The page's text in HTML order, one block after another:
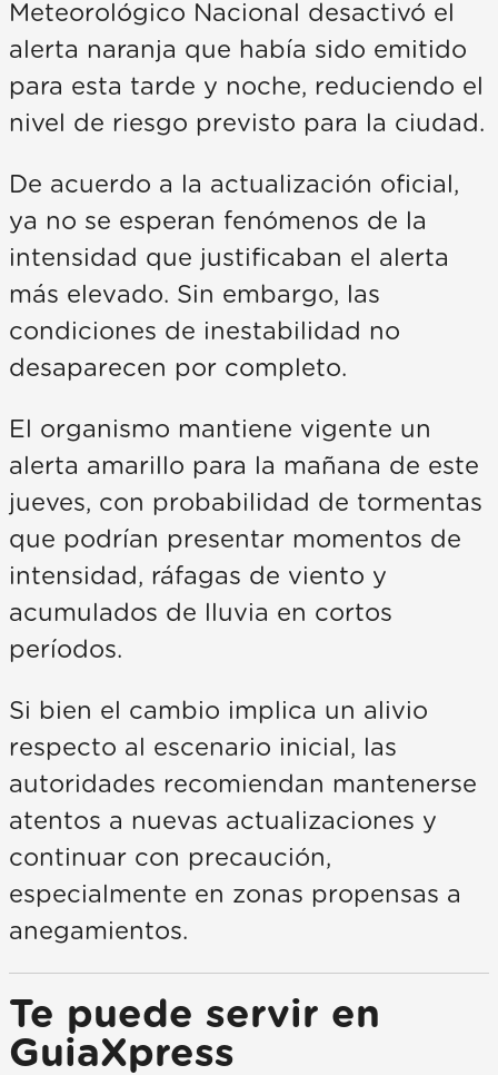
Meteorológico Nacional desactivó el
alerta naranja que había sido emitido
para esta tarde y noche, reduciendo el
nivel de riesgo previsto para la ciudad.
De acuerdo a la actualización oficial,
ya no se esperan fenómenos de la
intensidad que justificaban el alerta
más elevado. Sin embargo, las
condiciones de inestabilidad no
desaparecen por completo.
El organismo mantiene vigente un
alerta amarillo para la mañana de este
jueves, con probabilidad de tormentas
que podrían presentar momentos de
intensidad, ráfagas de viento y
acumulados de lluvia en cortos
períodos.
Si bien el cambio implica un alivio
respecto al escenario inicial, las
autoridades recomiendan mantenerse
atentos a nuevas actualizaciones y
continuar con precaución,
especialmente en zonas propensas a
anegamientos.
Te puede servir en
GuiaXpress